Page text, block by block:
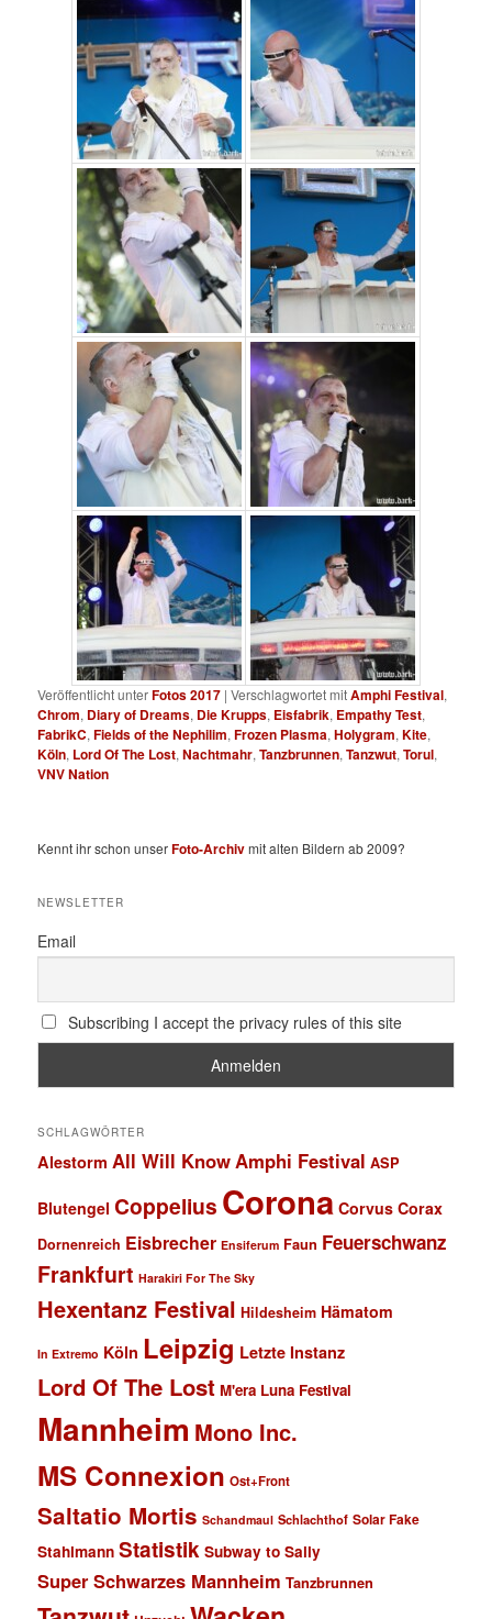
Veröffentlicht unterFotos 2017 |Verschlagwortet mitAmphi Festival,
Chrom, Diary of Dreams, Die Krupps, Eisfabrik, Empathy Test,
FabrikC,Fields of the Nephilim,Frozen Plasma,Holygram,Kite,
Köln, Lord Of The Lost,Nachtmahr,Tanzbrunnen,Tanzwut,Torul,
VNV Nation
Kennt ihr schon unserFoto-Archivmit alten Bildern ab 2009?
NEWSLETTER
Email
Subscribing I accept the privacy rules of this site
SCHLAGWÖRTER
Alestorm All Will Know Amphi Festival ASP
Blutengel Coppelius Corona Corvus Corax
Dornenreich Eisbrecher Ensiferum Faun Feuerschwanz
Frankfurt Harakiri For The Sky
Hexentanz Festival Hildesheim Hämatom
In Extremo Köln Leipzig Letzte Instanz
Lord Of The Lost M'era Luna Festival
Mannheim Mono Inc.
MS Connexion Ost+Front
Saltatio Mortis Schandmaul Schlachthof Solar Fake
Stahlmann Statistik Subway to Sally
Super Schwarzes Mannheim Tanzbrunnen